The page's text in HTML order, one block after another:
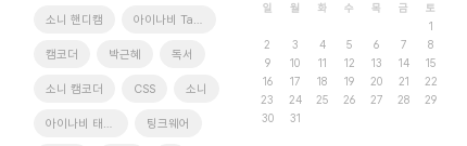
소니 핸디캠 아이나비 Tab XD9
캠코더 박근혜 독서
소니 캠코더 CSS 소니
아이나비 태블릿 팅크웨어
일 월 화 수 목 금
토
1
2
3 4 5 6 7
8
9
10 11 12 13 14
15
16
17 18 19 20 21
22
23
24 25 26 27 28
29
30
31